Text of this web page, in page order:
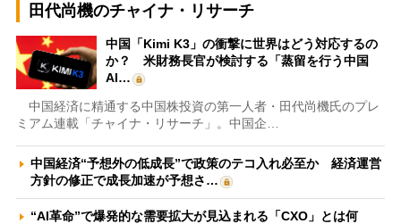
田代尚機のチャイナ・リサーチ
中国「Kimi K3」の衝撃に世界はどう対応するの
か？ 米財務長官が検討する「蒸留を行う中国
AI…
中国経済に精通する中国株投資の第一人者・田代尚機氏のプレ
ミアム連載「チャイナ・リサーチ」。中国企…
中国経済“予想外の低成長”で政策のテコ入れ必至か 経済運営
方針の修正で成長加速が予想さ…
“AI革命”で爆発的な需要拡大が見込まれる「CXO」とは何